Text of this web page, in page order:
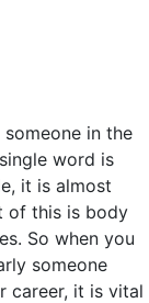
in the
word is
it is almost
of this is body
So when you
someone
career, it is vital